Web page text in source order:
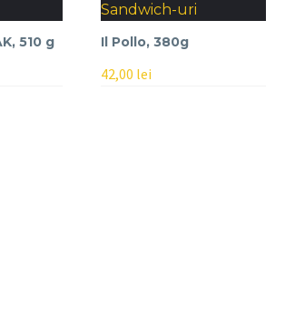
510 g
Sandwich-uri
Il Pollo, 380g
42,00 lei